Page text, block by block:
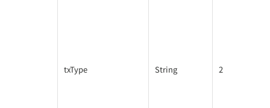
txType String 2